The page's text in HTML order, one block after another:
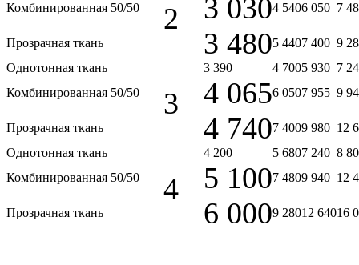
2
Комбинированная 50/50
3 0304 5406 050 7
Прозрачная ткань 3 4805 4407 400 9
Однотонная ткань
3
3 390 4 7005 930 7
Комбинированная 50/50
4 0656 0507 955 9
Прозрачная ткань 4 7407 4009 980 12
Однотонная ткань
4
4 200 5 6807 240 8
Комбинированная 50/50
5 1007 4809 940 12
Прозрачная ткань 6 0009 28012 64016